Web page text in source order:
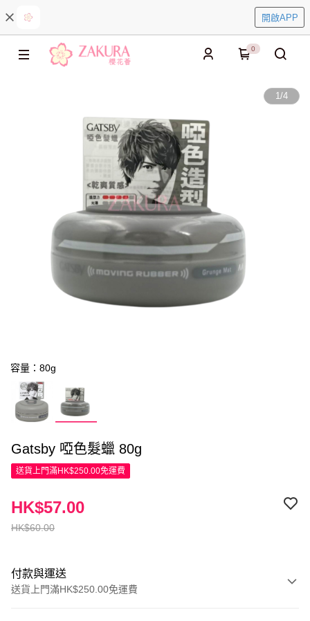
開啟APP
0
1/4
容量：80g
Gatsby 啞色髮蠟 80g
送貨上門滿HK$250.00免運費
HK$60.00
HK$57.00
付款與運送
送貨上門滿HK$250.00免運費